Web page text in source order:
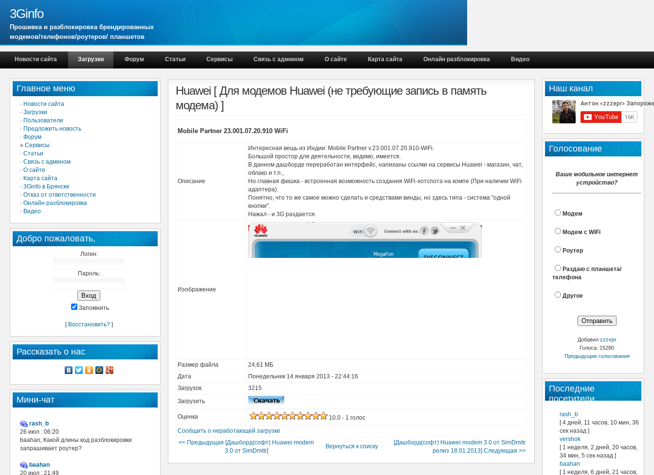
3Ginfo
Прошивка и разблокировка брендированных
модемов/телефонов/роутеров/ планшетов
Новости сайта Загрузки Форум Статьи Сервисы Связь с админом О сайте Карта сайта Онлайн разблокировка Видео
Наш канал
Голосование
Ваше мобильное интернет
устройство?
Модем
Модем с WiFi
Роутер
Раздаю с планшета/
телефона
Другое
Добавил zzzepr
Голоса: 15280
Предыдущие голосования
Последние
посетители
rash_b
[ 4 дней, 11 часов, 10 мин, 36
сек назад ]
vershok
[ 1 неделя, 2 дней, 20 часов,
34 мин, 5 сек назад ]
baahan
[ 1 неделя, 6 дней, 21 часов,
Главное меню
· Новости сайта
· Загрузки
· Пользователи
· Предложить новость
· Форум
» Сервисы
· Статьи
· Связь с админом
· О сайте
· Карта сайта
· 3Ginfo в Брянске
· Отказ от ответственности
· Онлайн разблокировка
· Видео
Добро пожаловать,
Логин:
Пароль:
Запомнить
[ Восстановить?]
Рассказать о нас
Мини-чат
rash_b
26 июл : 06:20
baahan, Какой длины код разблокировки
запрашивает роутер?
baahan
20 июл : 21:49
Huawei [ Для модемов Huawei (не требующие запись в память
модема) ]
Mobile Partner 23.001.07.20.910 WiFi
Описание
Интересная вещь из Индии: Mobile Partner v.23.001.07.20.910-WiFi.
Большой простор для деятельности, видимо, имеется.
В данном дашборде переработан интерфейс, напиханы ссылки на сервисы Huawei - магазин, чат,
облако и т.п.,
Но главная фишка - встроенная возможность создания WiFi-хотспота на компе (При наличии WiFi
адаптера).
Понятно, что то же самое можно сделать и средствами винды, но здесь типа - система "одной
кнопки".
Нажал - и 3G раздается.
Изображение
Размер файла
24,61 МБ
Дата
Понедельник 14 января 2013 - 22:44:16
Загрузок
3215
Загрузить
Оценка
10.0 - 1 голос
Сообщить о неработающей загрузке
<< Предыдущая [Дашборд(софт) Huawei modem
3.0 от SimDmitr]
Вернуться к списку
[Дашборд(софт) Huawei modem 3.0 от SimDmitr
релиз 18.01.2013] Следующая >>